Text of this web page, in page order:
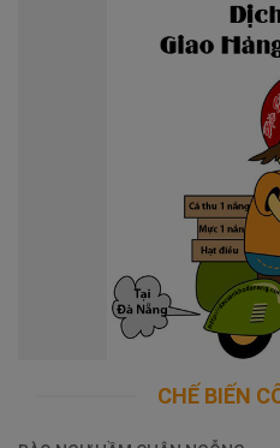
CHẾ BIẾN